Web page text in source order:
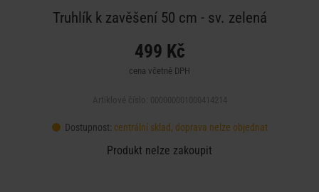
Truhlík k zavěšení 50 cm - sv. zelená
499 Kč
cena včetně DPH
Dostupnost: centrální sklad, doprava nelze objednat
Produkt nelze zakoupit